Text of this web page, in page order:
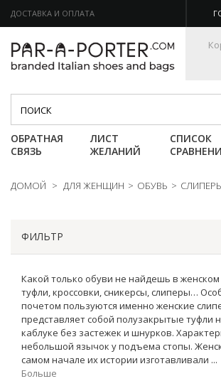
ДОСТАВКА И ОПЛАТА
Категории
ОБРАТНАЯ
СВЯЗЬ
ЛИСТ
ЖЕЛАНИЙ
СПИСОК
ДОМОЙ > ДЛЯ ЖЕНЩИН > ОБУВЬ >
ФИЛЬТР
Какой только обуви не найдешь в женском
туфли, кроссовки, сникерсы, слиперы…
почетом пользуются именно женские
представляет собой полузакрытые туфли
каблуке без застежек и шнурков.
небольшой язычок у подъема стопы.
самом начале их истории изготавливали ...
Больше